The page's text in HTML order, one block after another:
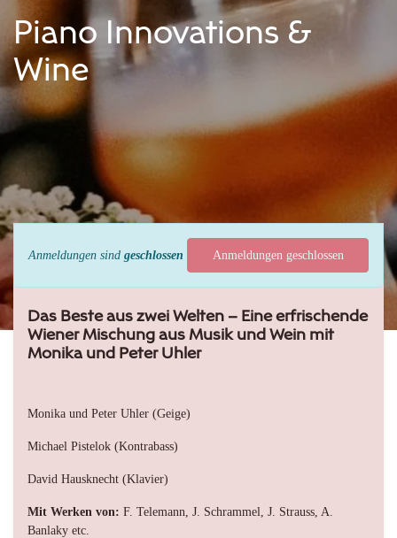
Piano Innovations &
Wine
Anmeldungen sind geschlossen Anmeldungen geschlossen
Das Beste aus zwei Welten – Eine erfrischende
Wiener Mischung aus Musik und Wein mit
Monika und Peter Uhler
Monika und Peter Uhler (Geige)
Michael Pistelok (Kontrabass)
David Hausknecht (Klavier)
Mit Werken von: F. Telemann, J. Schrammel, J. Strauss, A.
Banlaky etc.